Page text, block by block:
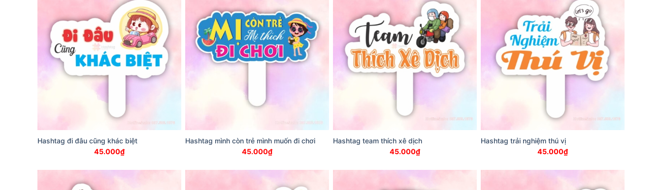
Hashtag đi đâu cũng khác biệt
45.000₫
Hashtag mình còn trẻ mình muốn đi chơi
45.000₫
Hashtag team thích xê dịch
45.000₫
Hashtag trải nghiệm thú vị
45.000₫